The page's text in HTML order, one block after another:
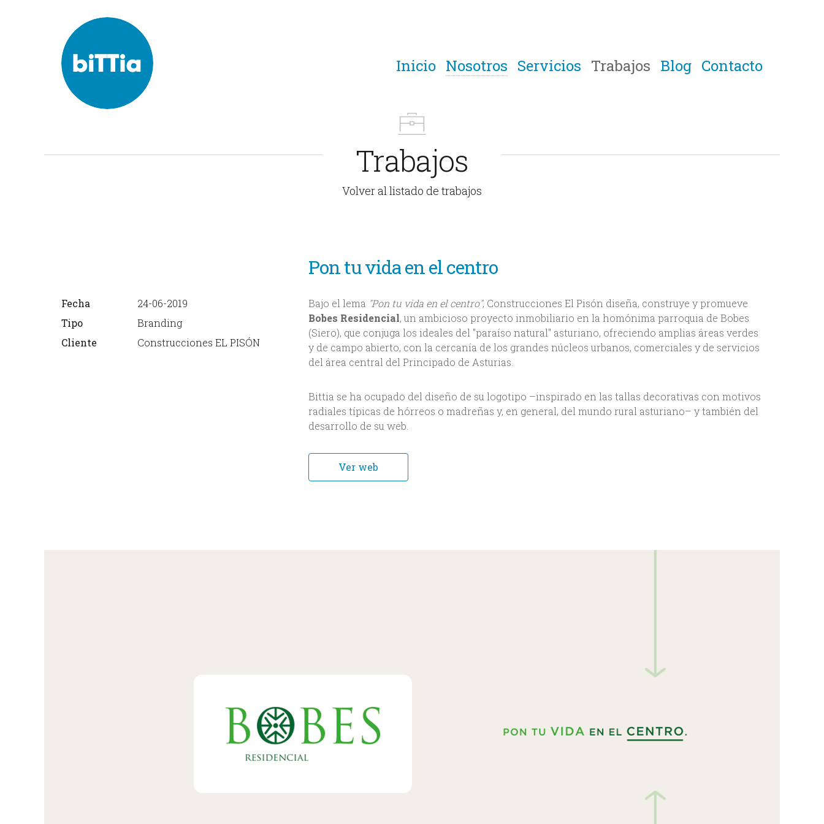
Inicio Nosotros Servicios Trabajos Blog Contacto
Trabajos
Volver al listado de trabajos
Pon tu vida en el centro
Fecha
24-06-2019
Tipo
Branding
Cliente
Construcciones EL PISÓN
Bajo el lema "Pon tu vida en el centro", Construcciones El Pisón diseña, construye y promueve
Bobes Residencial, un ambicioso proyecto inmobiliario en la homónima parroquia de Bobes
(Siero), que conjuga los ideales del "paraíso natural" asturiano, ofreciendo amplias áreas verdes
y de campo abierto, con la cercanía de los grandes núcleos urbanos, comerciales y de servicios
del área central del Principado de Asturias.
Bittia se ha ocupado del diseño de su logotipo –inspirado en las tallas decorativas con motivos
radiales típicas de hórreos o madreñas y, en general, del mundo rural asturiano– y también del
desarrollo de su web.
Ver web